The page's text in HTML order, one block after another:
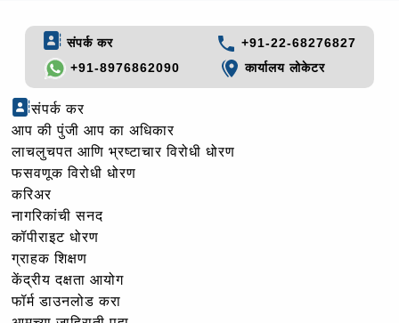
संपर्क कर
+91-22-68276827
+91-8976862090
कार्यालय लोकेटर
संपर्क कर
आप की पुंजी आप का अधिकार
लाचलुचपत आणि भ्रष्टाचार विरोधी धोरण
फसवणूक विरोधी धोरण
करिअर
नागरिकांची सनद
कॉपीराइट धोरण
ग्राहक शिक्षण
केंद्रीय दक्षता आयोग
फॉर्म डाउनलोड करा